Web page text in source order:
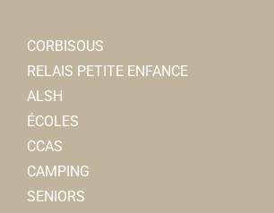
CORBISOUS
RELAIS PETITE ENFANCE
ALSH
ÉCOLES
CCAS
CAMPING
SENIORS